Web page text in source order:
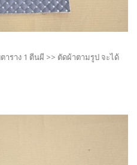
าราง 1 ตีนผี >> ตัดผ้าตามรูป จะได้